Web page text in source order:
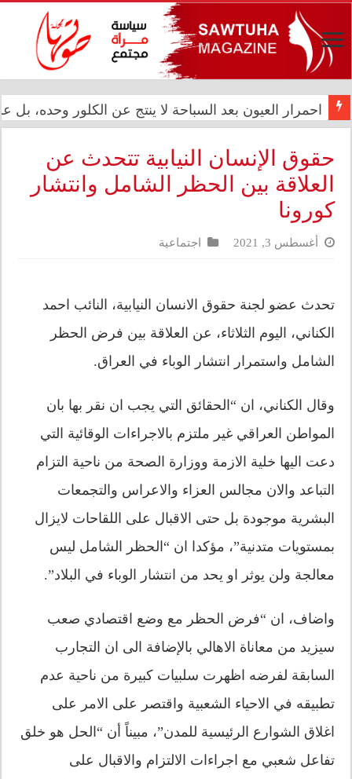
احمرار العيون بعد السباحة لا ينتج عن الكلور وحده،
المعموري تشارك في احتفال سفارة المملكة المغربية بالذكرى الـ27
حقوق الإنسان النيابية تتحدث عن
العلاقة بين الحظر الشامل وانتشار
كورونا
أغسطس 3, 2021 اجتماعية
تحدث عضو لجنة حقوق الانسان النيابية، النائب احمد
الكناني، اليوم الثلاثاء، عن العلاقة بين فرض الحظر
الشامل واستمرار انتشار الوباء في العراق.
وقال الكناني، ان “الحقائق التي يجب ان نقر بها بان
المواطن العراقي غير ملتزم بالاجراءات الوقائية التي
دعت اليها خلية الازمة ووزارة الصحة من ناحية التزام
التباعد والان مجالس العزاء والاعراس والتجمعات
البشرية موجودة بل حتى الاقبال على اللقاحات لايزال
بمستويات متدنية”، مؤكدا ان “الحظر الشامل ليس
معالجة ولن يوثر او يحد من انتشار الوباء في البلاد”.
واضاف، ان “فرض الحظر مع وضع اقتصادي صعب
سيزيد من معاناة الاهالي بالإضافة الى ان التجارب
السابقة لفرضه اظهرت سلبيات كبيرة من ناحية عدم
تطبيقه في الاحياء الشعبية واقتصر على الامر على
اغلاق الشوارع الرئيسية للمدن”، مبيناً أن “الحل هو خلق
تفاعل شعبي مع اجراءات الالتزام والاقبال على